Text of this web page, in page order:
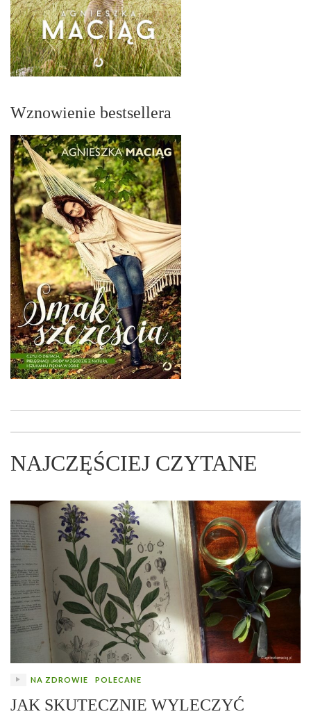
Wznowienie bestsellera
NAJCZĘŚCIEJ CZYTANE
NA ZDROWIE POLECANE
JAK SKUTECZNIE WYLECZYĆ